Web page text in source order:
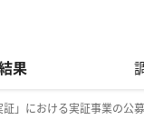
果
証」における実証事業の公